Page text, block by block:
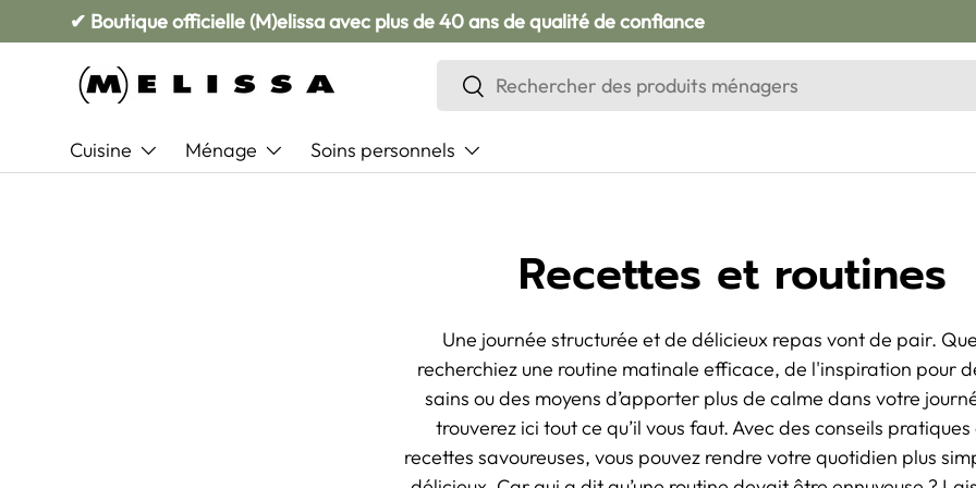
Aller au contenu
✔ Boutique officielle (M)elissa avec plus de 40 ans de qualité de confiance
Recherche
Rechercher
Cuisine Ménage Soins personnels
Recettes et routines
Une journée structurée et de délicieux repas vont de pair.
recherchiez une routine matinale efficace, de l'inspiration pour
sains ou des moyens d’apporter plus de calme dans votre
trouverez ici tout ce qu’il vous faut. Avec des conseils pratiques
recettes savoureuses, vous pouvez rendre votre quotidien plus